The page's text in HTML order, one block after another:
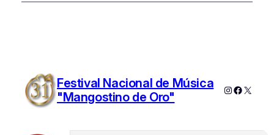
Festival Nacional de Música
"Mangostino de Oro"
Instagram
X